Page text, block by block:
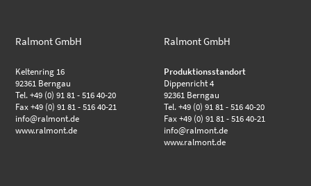
Ralmont GmbH
Keltenring 16
92361 Berngau
Tel. +49 (0) 91 81 - 516 40-20
Fax +49 (0) 91 81 - 516 40-21
info@ralmont.de
www.ralmont.de
Ralmont GmbH
Produktionsstandort
Dippenricht 4
92361 Berngau
Tel. +49 (0) 91 81 - 516 40-20
Fax +49 (0) 91 81 - 516 40-21
info@ralmont.de
www.ralmont.de